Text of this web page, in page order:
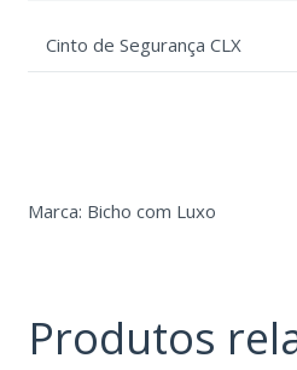
Cinto de Segurança CLX
Marca: Bicho com Luxo
Produtos